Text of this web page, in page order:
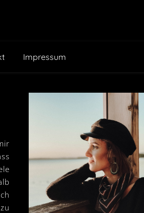
Impressum